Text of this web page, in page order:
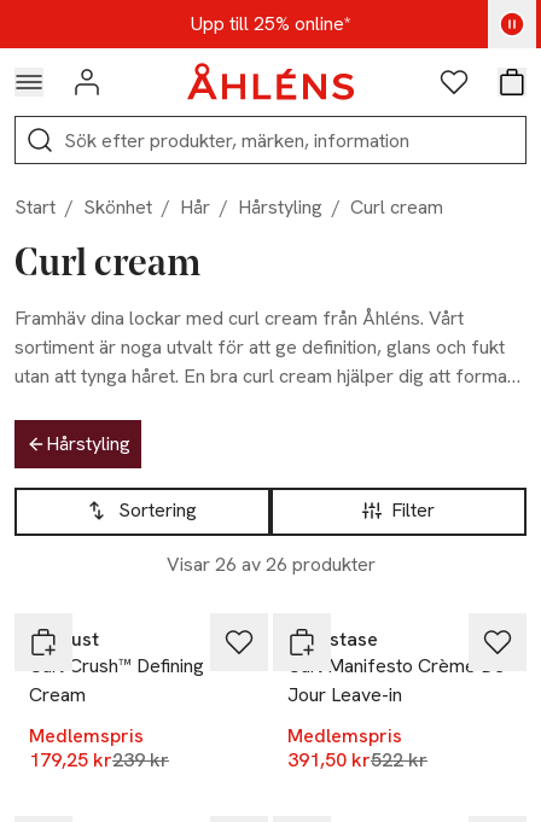
Hoppa till navigationsmenynUpp till 25% online*
Kod: AUG25 - Shoppa nu
Logga in Favoriter
Sök
Start / Skönhet / Hår / Hårstyling / Curl cream
Curl cream
Framhäv dina lockar med curl cream från Åhléns. Vårt
sortiment är noga utvalt för att ge definition, glans och fukt
utan att tynga håret. En bra curl cream hjälper dig att forma
hållbart resultat. Hos Åhléns hittar du produkter som passar
både mjuka vågor och täta lockar. Ge ditt hår den rätta
balansen mellan kontroll och rörelse.
Hoppa till produktsidan
Hårstyling
Hoppa till produktsidan
Filter
Sortering
Visar 26 av 26 produkter
Lista över produkter
Hairlust
Curl Crush™ Defining
Cream
Medlemspris
179,25 krLägsta pris 30 dagar
239 kr
Kérastase
Curl Manifesto Crème De
Jour Leave-in
Medlemspris
391,50 krLägsta pris 30
522 kr